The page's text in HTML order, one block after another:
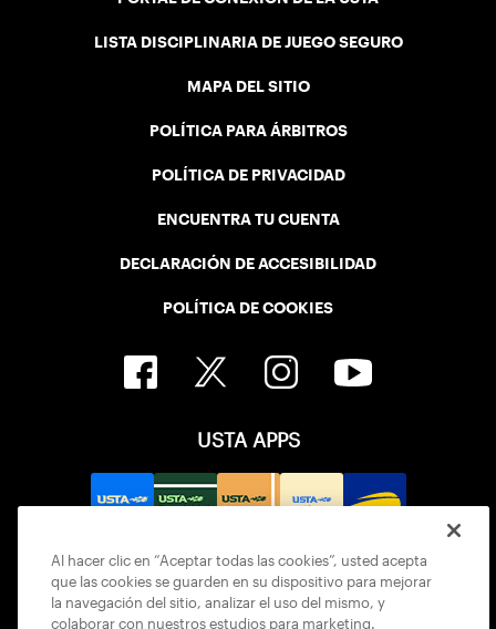
LISTA DISCIPLINARIA DE JUEGO SEGURO
MAPA DEL SITIO
POLÍTICA PARA ÁRBITROS
POLÍTICA DE PRIVACIDAD
ENCUENTRA TU CUENTA
DECLARACIÓN DE ACCESIBILIDAD
POLÍTICA DE COOKIES
USTA APPS
Al hacer clic en “Aceptar todas las cookies”, usted acepta
que las cookies se guarden en su dispositivo para mejorar
la navegación del sitio, analizar el uso del mismo, y
colaborar con nuestros estudios para marketing.